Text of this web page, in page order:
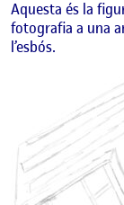
Aquesta és la
fotografia a una
l’esbós.